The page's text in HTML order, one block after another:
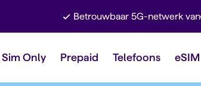
Betrouwbaar 5G-netwerk van
Sim Only Prepaid Telefoons eSIM